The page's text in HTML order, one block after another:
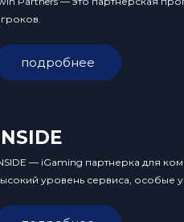
подробнее
— iGaming партнерка для
уровень сервиса, особые